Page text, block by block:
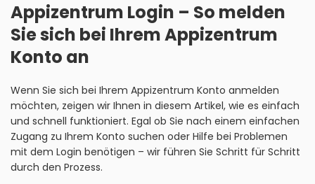
Appizentrum Login – So melden
Sie sich bei Ihrem Appizentrum
Konto an
Wenn Sie sich bei Ihrem Appizentrum Konto anmelden
möchten, zeigen wir Ihnen in diesem Artikel, wie es einfach
und schnell funktioniert. Egal ob Sie nach einem einfachen
Zugang zu Ihrem Konto suchen oder Hilfe bei Problemen
mit dem Login benötigen – wir führen Sie Schritt für Schritt
durch den Prozess.